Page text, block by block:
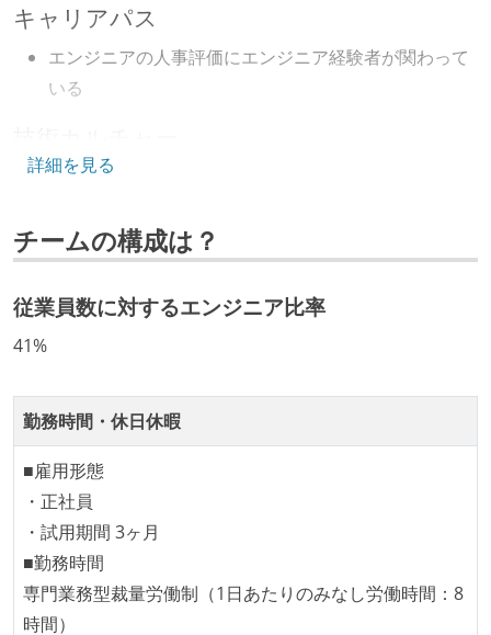
キャリアパス
エンジニアの人事評価にエンジニア経験者が関わって
いる
CTO またはそれに準じる、技術やワークフローの標準
取締役（社内）または執行役員として、エンジニアリ
ング部門の人間が経営に参加している
待遇・福利厚生
職業安定法に対応する記載事項
受動喫煙防止措置：屋内禁煙（屋内に喫煙可能室設
置）
詳細を見る
チームの構成は？
従業員数に対するエンジニア比率
41%
勤務時間・休日休暇
■雇用形態
・正社員
・試用期間 3ヶ月
■勤務時間
専門業務型裁量労働制（1日あたりのみなし労働時間：8
時間）